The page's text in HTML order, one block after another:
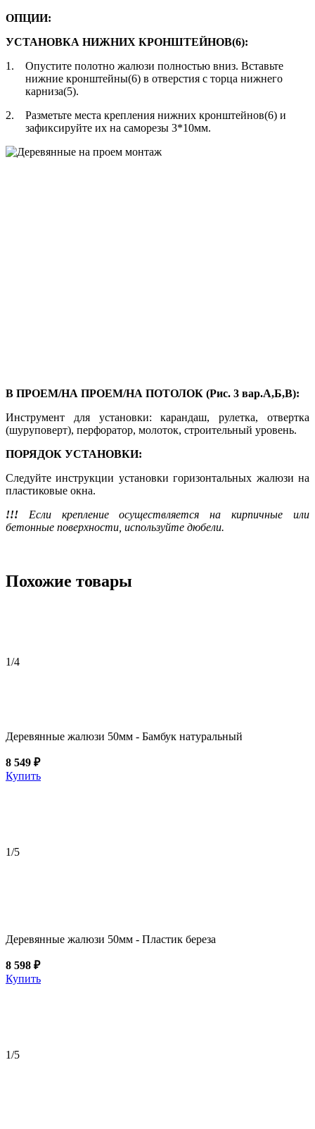
ОПЦИИ:
УСТАНОВКА НИЖНИХ КРОНШТЕЙНОВ(6):
1.
Опустите полотно жалюзи полностью вниз. Вставьте
нижние кронштейны(6) в отверстия с торца нижнего
карниза(5).
2.
Разметьте места крепления нижних кронштейнов(6) и
зафиксируйте их на саморезы 3*10мм.
В ПРОЕМ/НА ПРОЕМ/НА ПОТОЛОК (Рис. 3 вар.А,Б,В):
Инструмент для установки: карандаш, рулетка, отвертка
(шуруповерт), перфоратор, молоток, строительный уровень.
ПОРЯДОК УСТАНОВКИ:
Следуйте инструкции установки горизонтальных жалюзи на
пластиковые окна.
!!! Если крепление осуществляется на кирпичные или
бетонные поверхности, используйте дюбели.
Похожие товары
1/4
Деревянные жалюзи 50мм - Бамбук натуральный
8 549 ₽
Купить
1/5
Деревянные жалюзи 50мм - Пластик береза
8 598 ₽
Купить
1/5